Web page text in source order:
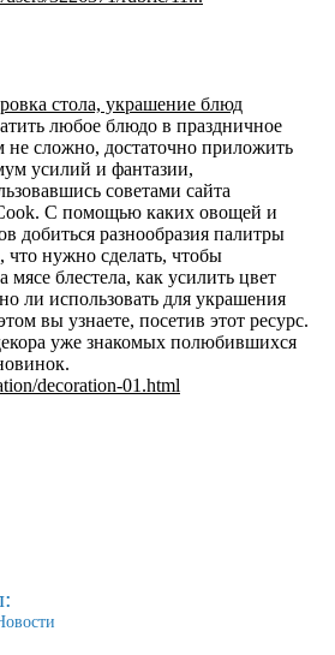
стола, украшение блюд
любое блюдо в праздничное
не сложно, достаточно приложить
усилий и фантазии,
советами сайта
С помощью каких овощей и
добиться разнообразия палитры
что нужно сделать, чтобы
мясе блестела, как усилить цвет
ли использовать для украшения
вы узнаете, посетив этот ресурс.
уже знакомых полюбившихся
decoration-01.html